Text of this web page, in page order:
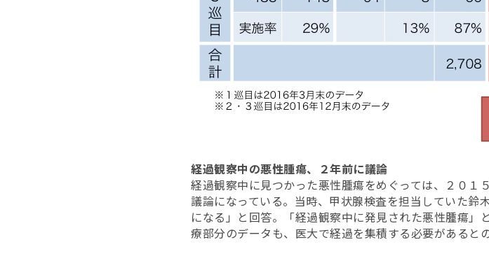
経過観察中の悪性腫瘍、２年前に議論
経過観察中に見つかった悪性腫瘍をめぐっては、２０１
議論になっている。当時、甲状腺検査を担当していた鈴
になる」と回答。「経過観察中に発見された悪性腫瘍
療部分のデータも、医大で経過を集積する必要があると